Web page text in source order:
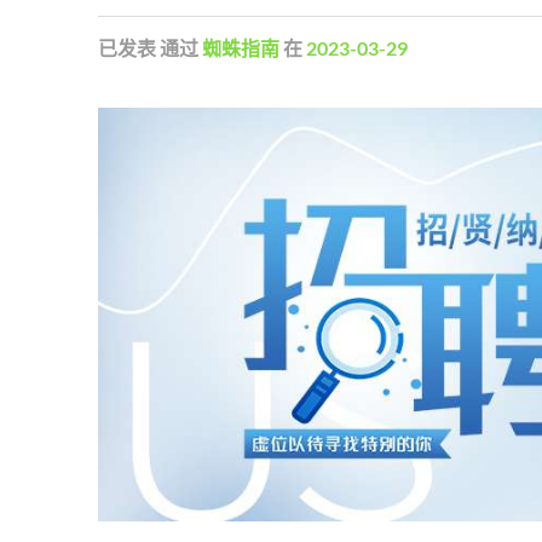
已发表通过蜘蛛指南在 2023-03-29